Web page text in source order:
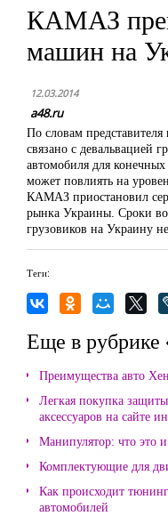
КАМАЗ
машин на
12.03.2014
a48.ru
По словам
связано с девальвацией
автомобиля для
может повлиять на
КАМАЗ приостановил
рынка Украины. Сроки
грузовиков на Украину
Теги:
Еще в
Преимущества авто
Легкая покупка
аксессуаров на сайте
Манипулятор: что это
Комплектующие для
Как происходит
автомобилей